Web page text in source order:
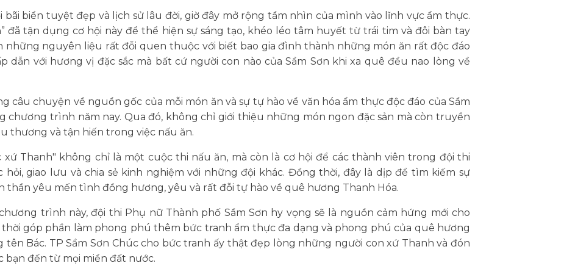
bãi biển tuyệt đẹp và lịch sử lâu đời, giờ đây mở rộng tầm nhìn của mình vào lĩnh vực ẩm thực.
đã tận dụng cơ hội này để thể hiện sự sáng tạo, khéo léo tâm huyết từ trái tim và đôi bàn tay
những nguyên liệu rất đỗi quen thuộc với biết bao gia đình thành những món ăn rất độc đáo
dẫn với hương vị đặc sắc mà bất cứ người con nào của Sầm Sơn khi xa quê đều nao lòng về
câu chuyện về nguồn gốc của mỗi món ăn và sự tự hào về văn hóa ẩm thực độc đáo của Sầm
chương trình năm nay. Qua đó, không chỉ giới thiệu những món ngon đặc sản mà còn truyền
thương và tận hiến trong việc nấu ăn.
Thanh" không chỉ là một cuộc thi nấu ăn, mà còn là cơ hội để các thành viên trong đội thi
hỏi, giao lưu và chia sẻ kinh nghiệm với những đội khác. Đồng thời, đây là dịp để tìm kiếm sự
thần yêu mến tình đồng hương, yêu và rất đỗi tự hào về quê hương Thanh Hóa.
trình này, đội thi Phụ nữ Thành phố Sầm Sơn hy vọng sẽ là nguồn cảm hứng mới cho
góp phần làm phong phú thêm bức tranh ẩm thực đa dạng và phong phú của quê hương
Bác. TP Sầm Sơn Chúc cho bức tranh ấy thật đẹp lòng những người con xứ Thanh và đón
bạn đến từ mọi miền đất nước.